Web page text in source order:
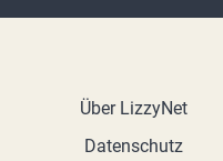
Über LizzyNet
Datenschutz